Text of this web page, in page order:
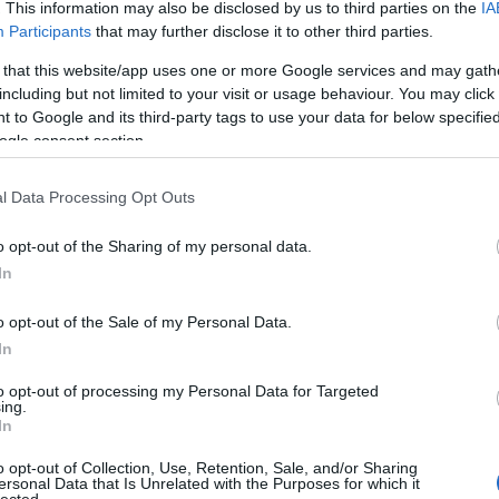
This information may also be disclosed by us to third parties on the
Participants that may further disclose it to other third parties.
that this website/app uses one or more Google services and may
but not limited to your visit or usage behaviour. You may
to Google and its third-party tags to use your data for below
consent section.
Data Processing Opt Outs
opt-out of the Sharing of my personal data.
opt-out of the Sale of my Personal Data.
opt-out of processing my Personal Data for Targeted
opt-out of Collection, Use, Retention, Sale, and/or Sharing
Data that Is Unrelated with the Purposes for which it
Dreher
1
dukkó
(